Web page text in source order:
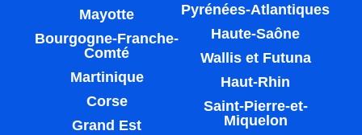
Mayotte
Bourgogne-Franche-
Comté
Martinique
Corse
Grand Est
Pyrénées-Atlantiques
Haute-Saône
Wallis et Futuna
Haut-Rhin
Saint-Pierre-et-
Miquelon